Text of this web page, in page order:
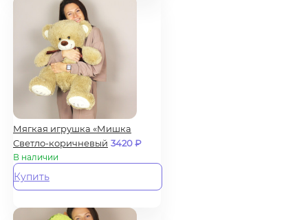
Мягкая игрушка «Мишка
Светло-коричневый 3420₽
В наличии
Купить